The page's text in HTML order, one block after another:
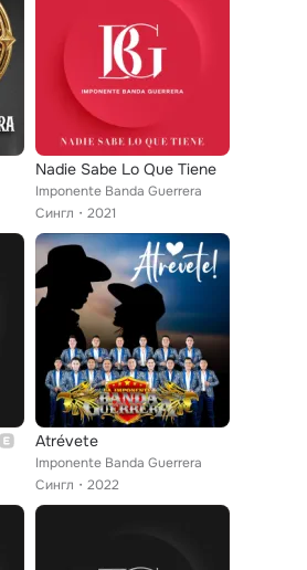
Nadie Sabe Lo Que Tiene
Imponente Banda Guerrera
Сингл
2021
Atrévete
Imponente Banda Guerrera
Сингл
2022